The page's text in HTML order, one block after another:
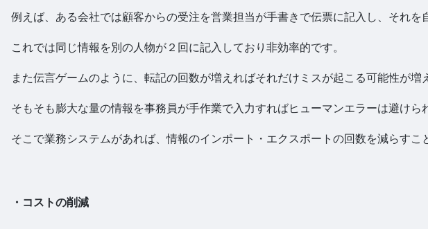
例えば、ある会社では顧客からの受注を営業担当が手書きで伝票に記入し、それ
これでは同じ情報を別の人物が２回に記入しており非効率的です。
また伝言ゲームのように、転記の回数が増えればそれだけミスが起こる可能性が増
そもそも膨大な量の情報を事務員が手作業で入力すればヒューマンエラーは避けら
そこで業務システムがあれば、情報のインポート・エクスポートの回数を減らす
・コストの削減